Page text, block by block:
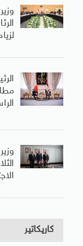
كاريكاتير